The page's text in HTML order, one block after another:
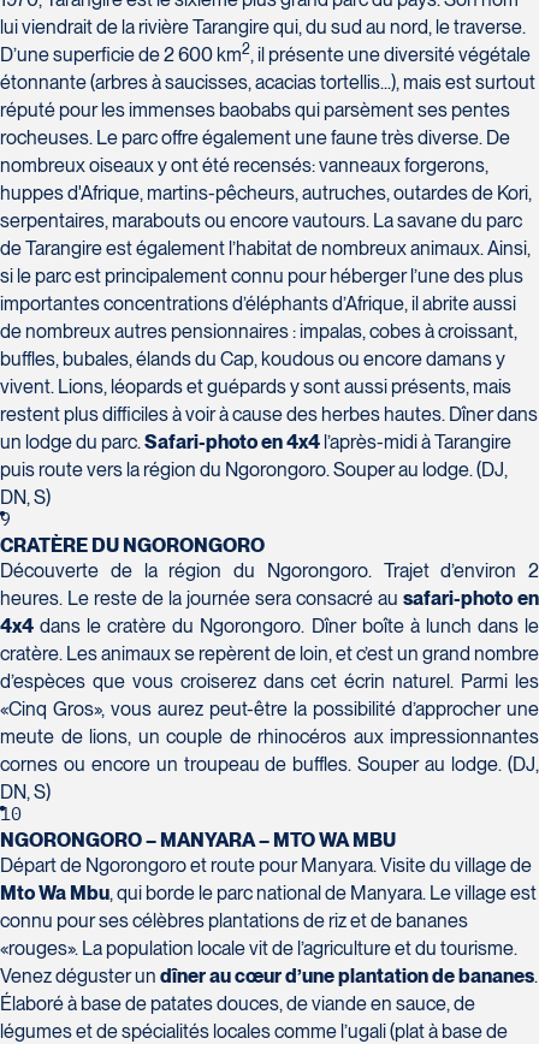
lui viendrait de la rivière Tarangire qui, du sud au nord, le traverse.
D’une superficie de 2 600 km2, il présente une diversité végétale
étonnante (arbres à saucisses, acacias tortellis...), mais est surtout
réputé pour les immenses baobabs qui parsèment ses pentes
rocheuses. Le parc offre également une faune très diverse. De
nombreux oiseaux y ont été recensés: vanneaux forgerons,
huppes d'Afrique, martins-pêcheurs, autruches, outardes de Kori,
serpentaires, marabouts ou encore vautours. La savane du parc
de Tarangire est également l’habitat de nombreux animaux. Ainsi,
si le parc est principalement connu pour héberger l’une des plus
importantes concentrations d’éléphants d’Afrique, il abrite aussi
de nombreux autres pensionnaires : impalas, cobes à croissant,
buffles, bubales, élands du Cap, koudous ou encore damans y
vivent. Lions, léopards et guépards y sont aussi présents, mais
restent plus difficiles à voir à cause des herbes hautes. Dîner dans
un lodge du parc.Safari-photo en 4x4 l’après-midi à Tarangire
puis route vers la région du Ngorongoro. Souper au lodge. (DJ,
DN, S)
9
CRATÈRE DU NGORONGORO
Découverte de la région du Ngorongoro. Trajet d’environ 2
heures. Le reste de la journée sera consacré au safari-photo en
4x4 dans le cratère du Ngorongoro. Dîner boîte à lunch dans le
cratère. Les animaux se repèrent de loin, et c’est un grand nombre
d’espèces que vous croiserez dans cet écrin naturel. Parmi les
«Cinq Gros», vous aurez peut-être la possibilité d’approcher une
meute de lions, un couple de rhinocéros aux impressionnantes
cornes ou encore un troupeau de buffles. Souper au lodge. (DJ,
DN, S)
10
NGORONGORO – MANYARA – MTO WA MBU
Départ de Ngorongoro et route pour Manyara. Visite du village de
Mto Wa Mbu, qui borde le parc national de Manyara. Le village est
connu pour ses célèbres plantations de riz et de bananes
«rouges». La population locale vit de l’agriculture et du tourisme.
Venez déguster un dîner au cœur d’une plantation de bananes.
Élaboré à base de patates douces, de viande en sauce, de
légumes et de spécialités locales comme l’ugali (plat à base de
Voyages Transat St-Bruno
117 Boulevard Les Promenades -
Promenades St-Bruno
Saint-Bruno-de-Montarville
J3V 5K2
Tél :450-441-1220 / 1-833-487-9323
Voyages Plein Soleil
4100 Boulevard de l'Auvergne - Suite 108
Québec
G2C 1T8
Tél :418-847-1023 / 1-888-686-0049
Voyages Thomassin St-Hilaire
1100 Boulevard de La Chaudière #129
Québec
G1Y 0A1
Tél :418-948-8488